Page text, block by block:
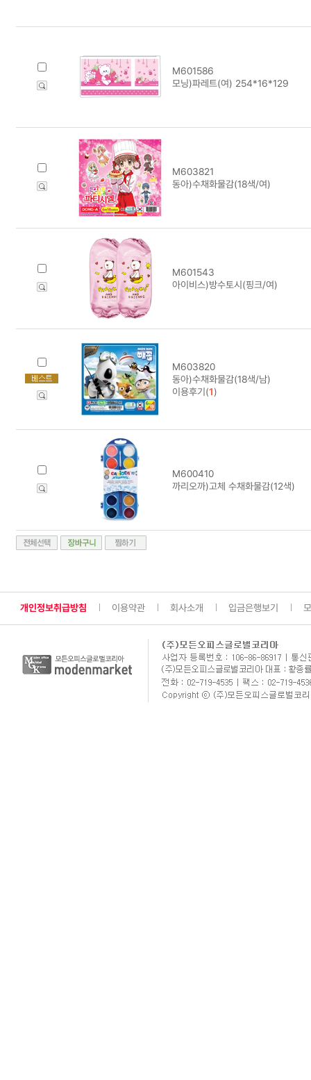
M601586
모닝)파레트(여) 254*16*129
M603821
동아)수채화물감(18색/여)
M601543
아이비스)방수토시(핑크/여)
M603820
동아)수채화물감(18색/남)
이용후기(1)
M600410
까리오까)고체 수채화물감(12색)
개인정보취급방침 이용약관 회사소개 입금은행보기